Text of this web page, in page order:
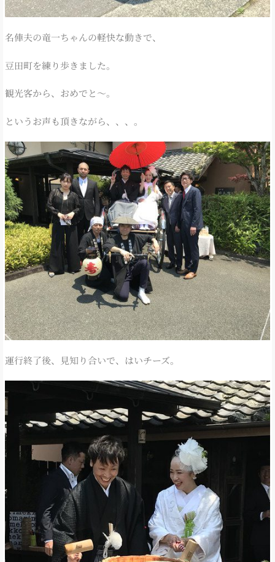
名俥夫の竜一ちゃんの軽快な動きで、
豆田町を練り歩きました。
観光客から、おめでと～。
というお声も頂きながら、、、。
運行終了後、見知り合いで、はいチーズ。